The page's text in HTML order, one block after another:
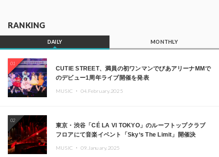
RANKING
DAILY MONTHLY
01
CUTIE STREET、満員の初ワンマンでぴあアリーナMMで
のデビュー1周年ライブ開催を発表
MUSIC ・ 04.February.2025
02
東京・渋谷「CÉ LA VI TOKYO」のルーフトップクラブ
フロアにて音楽イベント「Sky‘s The Limit」開催決
Kza（FORCE OF NATURE）ら日本を代表するDJ・クリ
MUSIC ・ 09.January.2025